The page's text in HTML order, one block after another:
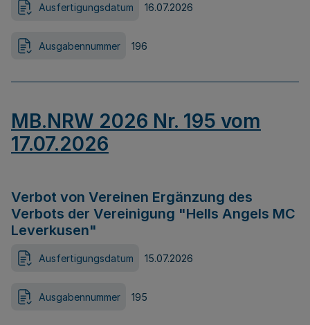
Ausfertigungsdatum 16.07.2026
Ausgabennummer 196
MB.NRW 2026 Nr. 195 vom
17.07.2026
Verbot von Vereinen Ergänzung des
Verbots der Vereinigung "Hells Angels MC
Leverkusen"
Ausfertigungsdatum 15.07.2026
Ausgabennummer 195